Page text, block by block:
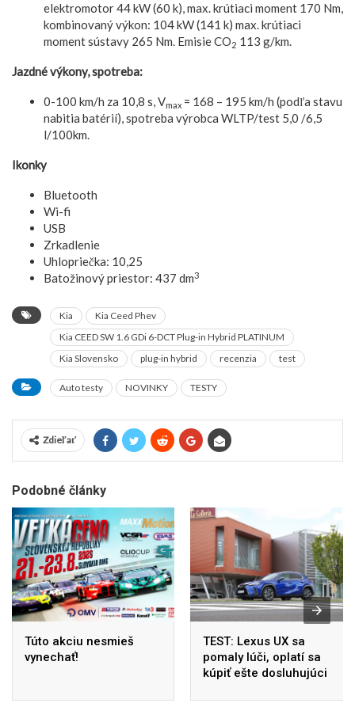
elektromotor 44 kW (60 k), max. krútiaci moment 170 Nm,
kombinovaný výkon: 104 kW (141 k) max. krútiaci
moment sústavy 265 Nm. Emisie CO2 113 g/km.
Jazdné výkony, spotreba:
0-100 km/h za 10,8 s, Vmax = 168 – 195 km/h (podľa stavu
nabitia batérií), spotreba výrobca WLTP/test 5,0 /6,5
l/100km.
Ikonky
Bluetooth
Wi-fi
USB
Zrkadlenie
Uhlopriečka: 10,25
Batožinový priestor: 437 dm3
Kia
Kia Ceed Phev
Kia CEED SW 1.6 GDi 6-DCT Plug-in Hybrid PLATINUM
Kia Slovensko
plug-in hybrid recenzia test
Auto testy NOVINKY TESTY
Zdieľať
Podobné články
Túto akciu nesmieš
vynechať!
TEST: Lexus UX sa
pomaly lúči, oplatí sa
kúpiť ešte dosluhujúci